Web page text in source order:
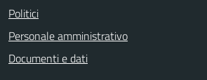
Politici
Personale amministrativo
Documenti e dati